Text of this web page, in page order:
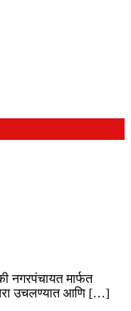
नगरपंचायत मार्फत
उचलण्यात आणि […]